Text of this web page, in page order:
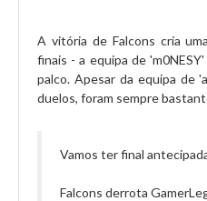
A vitória de Falcons cria
finais - a equipa de
palco. Apesar da equipa de
duelos, foram sempre
Vamos ter final
Falcons derrota